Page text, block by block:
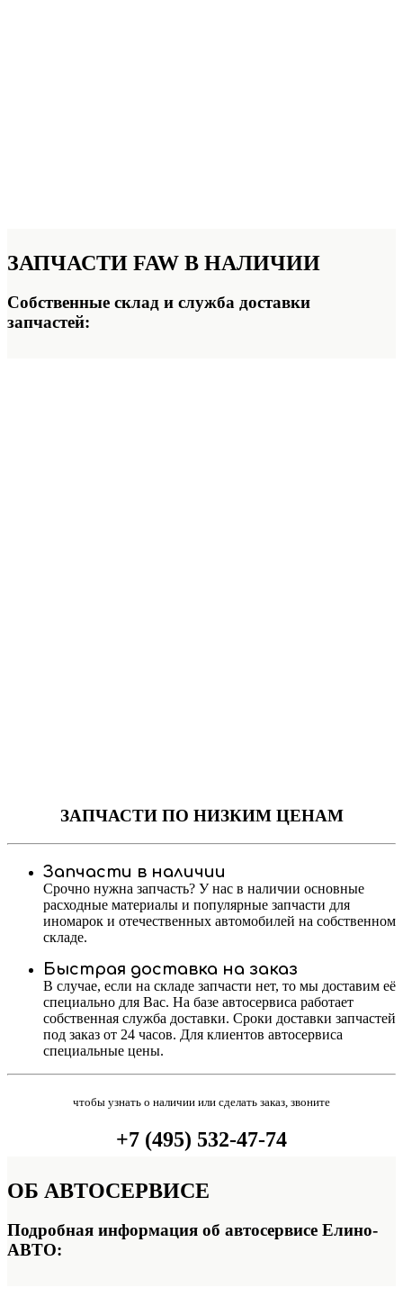
ЗАПЧАСТИ FAW В НАЛИЧИИ
Собственные склад и служба доставки
запчастей:
ЗАПЧАСТИПО НИЗКИМ ЦЕНАМ
Запчасти в наличии
Срочно нужна запчасть? У нас в наличии основные
расходные материалы и популярные запчасти для
иномарок и отечественных автомобилей на собственном
складе.
Быстрая доставка на заказ
В случае, если на складе запчасти нет, то мы доставим её
специально для Вас. На базе автосервиса работает
собственная служба доставки. Сроки доставки запчастей
под заказ от 24 часов. Для клиентов автосервиса
специальные цены.
чтобы узнать о наличии или сделать заказ, звоните
+7 (495) 532-47-74
ОБ АВТОСЕРВИСЕ
Подробная информация об автосервисе Елино-
АВТО: